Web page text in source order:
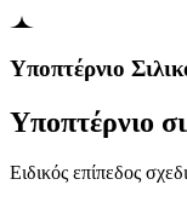
Υποπτέρνιο
Υποπτέρνιο
Ειδικός επίπεδος